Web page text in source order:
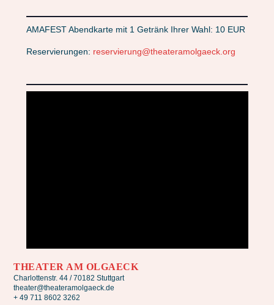
AMAFEST Abendkarte mit 1 Getränk Ihrer Wahl: 10 EUR
Reservierungen: reservierung@theateramolgaeck.org
THEATER AM OLGAECK
Charlottenstr. 44 / 70182 Stuttgart
theater@theateramolgaeck.de
+ 49 711 8602 3262